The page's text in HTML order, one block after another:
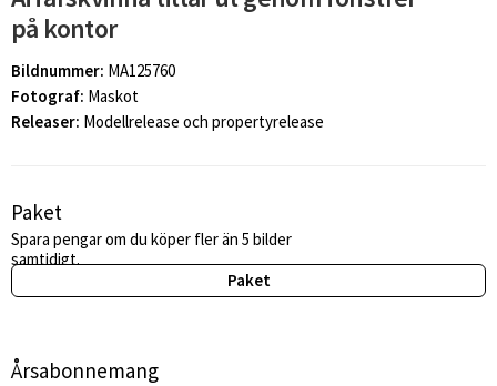
på kontor
Bildnummer: MA125760
Fotograf: Maskot
Releaser: Modellrelease och propertyrelease
Paket
Spara pengar om du köper fler än 5 bilder
samtidigt.
Paket
Årsabonnemang